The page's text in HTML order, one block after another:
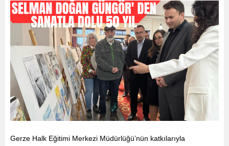
Gerze Halk Eğitimi Merkezi Müdürlüğü’nün katkılarıyla